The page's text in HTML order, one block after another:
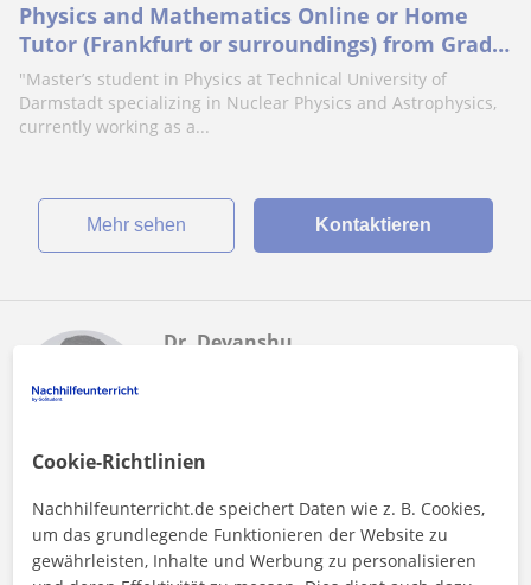
Physics and Mathematics Online or Home
Tutor (Frankfurt or surroundings) from Grade
6 to Grade 12
"Master’s student in Physics at Technical University of
Darmstadt specializing in Nuclear Physics and Astrophysics,
currently working as a...
Mehr sehen Kontaktieren
Dr. Devanshu
Physik
Physics and math tutor with a passion for
Cookie-Richtlinien
Nachhilfeunterricht.de speichert Daten wie z. B. Cookies,
um das grundlegende Funktionieren der Website zu
gewährleisten, Inhalte und Werbung zu personalisieren